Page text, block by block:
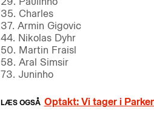
35. Charles
37. Armin Gigovic
44. Nikolas Dyhr
50. Martin Fraisl
58. Aral Simsir
73. Juninho
Optakt: Vi tager i